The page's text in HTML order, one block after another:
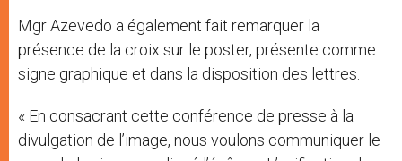
Mgr Azevedo a également fait remarquer la
présence de la croix sur le poster, présente comme
signe graphique et dans la disposition des lettres.
« En consacrant cette conférence de presse à la
divulgation de l’image, nous voulons communiquer le